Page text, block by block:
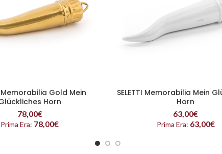
READ MORE
Memorabilia Gold Mein
Horn
78,00€
Prima Era: 78,00€
READ MORE
SELETTI Memorabilia Mein
Horn
63,00€
Prima Era: 63,00€